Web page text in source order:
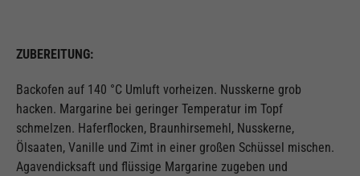
ZUBEREITUNG:
Backofen auf 140 °C Umluft vorheizen. Nusskerne grob
hacken. Margarine bei geringer Temperatur im Topf
schmelzen. Haferflocken, Braunhirsemehl, Nusskerne,
Ölsaaten, Vanille und Zimt in einer großen Schüssel mischen.
Agavendicksaft und flüssige Margarine zugeben und